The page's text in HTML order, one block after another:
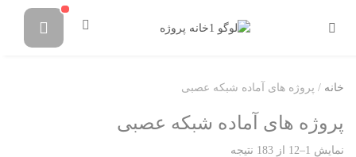
خانه / پروژه های آماده شبکه عصبی
پروژه های آماده شبکه عصبی
نمایش 1–12 از 183 نتیجه